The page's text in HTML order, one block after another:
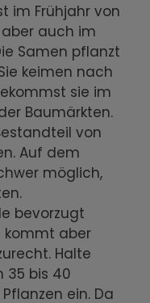
im Frühjahr von
aber auch im
Samen pflanzt
keimen nach
sie im
Baumärkten.
von
Auf dem
möglich,
bevorzugt
kommt aber
Halte
35 bis 40
ein. Da